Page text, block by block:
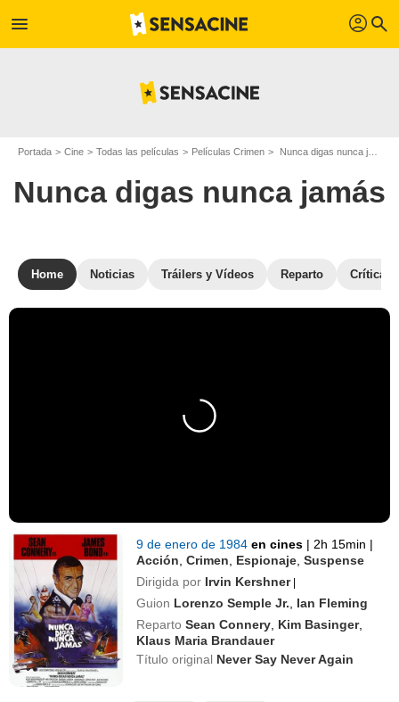
menu profil search
Portada Cine Todas las películas Películas Crimen Nunca digas nunca jamás
Nunca digas nunca jamás
Home Noticias Tráilers y Vídeos Reparto Críticas
9 de enero de 1984en cines | 2h 15min |
Acción ,Crimen Espionaje ,Suspense
Dirigida por Irvin Kershner |
Guion Lorenzo Semple Jr.
Ian Fleming
Reparto Sean Connery Kim Basinger,
Klaus Maria Brandauer
Título original Never Say Never Again